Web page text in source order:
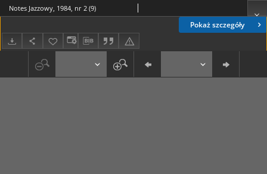
Pokaż szczegóły
Notes Jazzowy, 1984, nr 2 (9)